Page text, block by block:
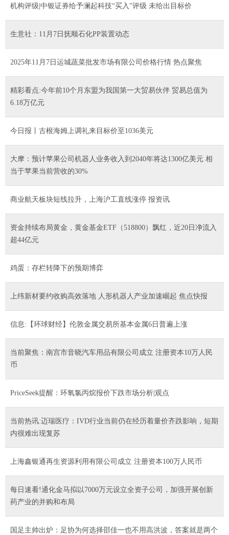
机构评级|中银证券给予澜起科技“买入”评级 未给出目标价
生意社：11月7日抚顺石化PP装置动态
2025年11月7日运城蔬菜批发市场有限公司价格行情 热点聚焦
精彩看点:今年前10个月东盟为我国第一大贸易伙伴 贸易总值为
6.18万亿元
今日报丨古根海姆上调礼来目标价至1036美元
大摩：预计苹果公司机器人业务收入到2040年将达1300亿美元 相
当于苹果当前营收的30%
商业航天板块短线拉升，上海沪工直线涨停 报资讯
资金持续布局黄金，黄金基金ETF（518800）飘红，近20日净流入
超44亿元
鸡蛋：存栏转降下的预期博弈
上纬新材要约收购高效落地 人形机器人产业加速崛起 焦点快报
信息:【环球财经】伦敦金属交易所基本金属6日普遍上涨
当前聚焦：南宫市音晓汽车用品有限公司成立 注册资本10万人民
币
PriceSeek提醒：环氧氯丙烷报价下跌市场分析|观点
当前热讯:迈瑞医疗：IVD行业当前仍在经历着量价齐跌影响，短期
内很难出现复苏
上海鑫银通再生资源利用有限公司成立 注册资本100万人民币
每日速看!通化金马拟以7000万元设立全资子公司，加强开展创新
药产业的并购和布局
国足主帅出炉：足协为何选择邵佳一也不用高洪波，答案就是两个